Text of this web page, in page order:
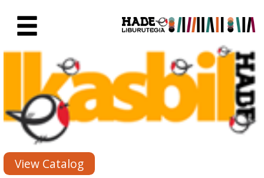
New Books Card - Liburutegia
View Catalog